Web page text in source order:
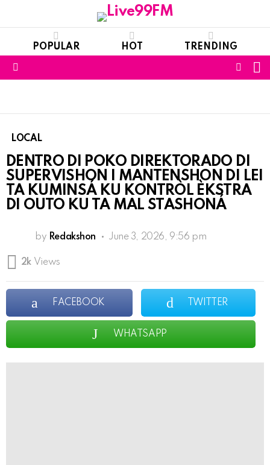
POPULAR HOT TRENDING
LOCAL
DENTRO DI POKO DIREKTORADO DI
SUPERVISHON I MANTENSHON DI LEI
TA KUMINSÁ KU KONTRÒL ÈKSTRA
DI OUTO KU TA MAL STASHONÁ
by Redakshon June 3, 2026, 9:56 pm
2k Views
FACEBOOK TWITTER
WHATSAPP